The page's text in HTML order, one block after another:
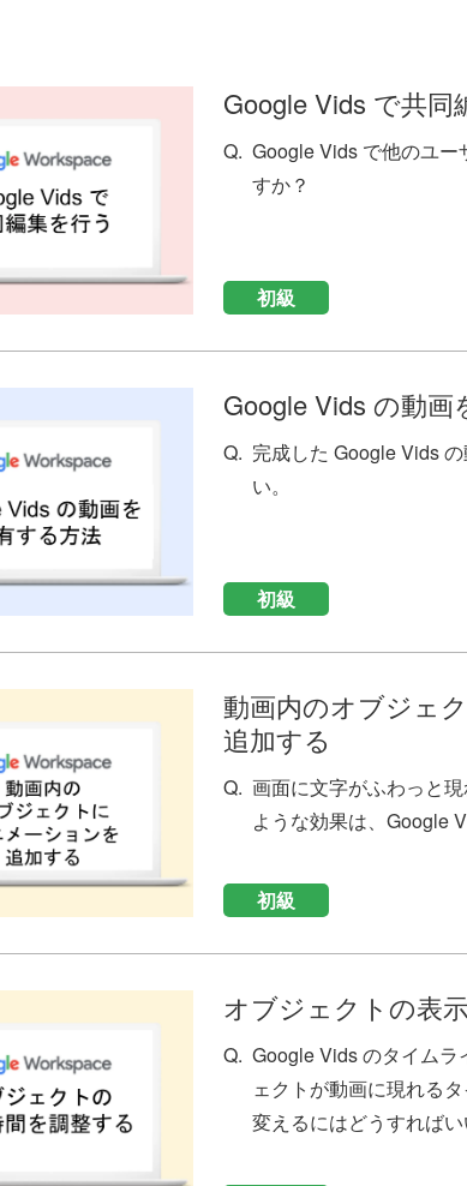
Google Vids で共同
Google Vids で他のユ
すか？
初級
Google Vids の動
完成した Google Vids
い。
初級
動画内のオブジェ
追加する
画面に文字がふわっと
ような効果は、Google
初級
オブジェクトの表
Google Vids のタイム
ェクトが動画に現れる
変えるにはどうすればい